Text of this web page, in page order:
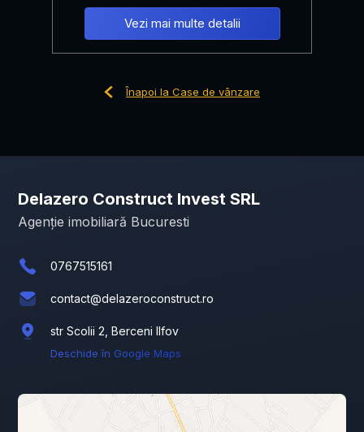
Vezi mai multe detalii
Înapoi la Case de vânzare
Delazero Construct Invest SRL
Agenție imobiliară Bucuresti
0767515161
contact@delazeroconstruct.ro
str Scolii 2, Berceni Ilfov
Deschide în Google Maps